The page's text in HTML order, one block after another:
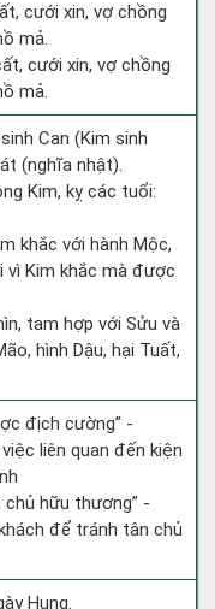
cưới xin, vợ chồng
mả.
cưới xin, vợ chồng
mả.
Can (Kim sinh
(nghĩa nhật).
Kim, kỵ các tuổi:
khắc với hành Mộc,
vì Kim khắc mà được
tam hợp với Sửu và
hình Dậu, hại Tuất,
địch cường” -
liên quan đến kiện
chủ hữu thương” -
để tránh tân chủ
Hung.